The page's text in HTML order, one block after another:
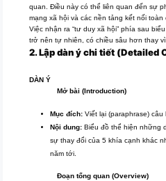
quan. Điều này có thể liên quan đến sự
mạng xã hội và các nền tảng kết nối toàn
Việc nhận ra “tư duy xã hội” phía sau
trở nên tự nhiên, có chiều sâu hơn thay
2. Lập dàn ý chi tiết (Detailed
DÀN Ý
Mở bài (Introduction)
Mục đích: Viết lại (paraphrase) câu
Nội dung: Biểu đồ thể hiện những
sự thay đổi của 5 khía cạnh khác
năm tới.
Đoạn tổng quan (Overview)